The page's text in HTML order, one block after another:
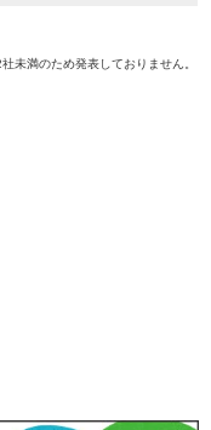
未満のため発表しておりません。